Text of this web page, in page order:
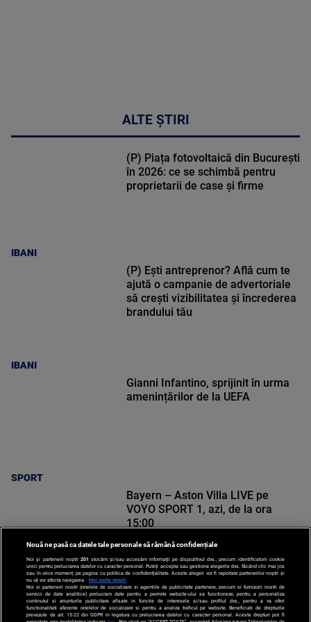
ALTE ȘTIRI
IBANI
(P) Piața fotovoltaică din București
în 2026: ce se schimbă pentru
proprietarii de case și firme
IBANI
(P) Ești antreprenor? Află cum te
ajută o campanie de advertoriale
să crești vizibilitatea și încrederea
brandului tău
SPORT
Gianni Infantino, sprijinit în urma
amenințărilor de la UEFA
SPORT
Bayern – Aston Villa LIVE pe
VOYO SPORT 1, azi, de la ora
15:00
Nouă ne pasă ca datele tale personale să rămână confidențiale
Noi și partenerii noștri 201 stocăm și/sau accesăm informații pe dispozitivul dvs., precum identificatorii cookie
unici pentru prelucrarea datelor cu caracter personal. Puteți accepta sau gestiona alegerile dvs. făcând clic mai jos
sau în orice moment, pe pagina cu politica de confidențialitate. Aceste alegeri vor fi raportate partenerilor noștri și
nu vă vor afecta navigarea.
Mai multe detalii
Noi si partenerii nostri (retelele de socializare si agentiile de publicitate partenere, precum si furnizorii nostri de
servicii de date analitice) prelucram date pentru a permite website-ului sa functioneze, pentru a personaliza
continutul si anunturile publicitare afisate in functie de interesele si/sau profilul dvs., pentru a va oferi
functionalitati aferente retelelor de socializare si pentru a analiza traficul pe website. Beneficiati de drepturile
prevazute de art. 15-22 din GDPR in legatura cu prelucrarea datelor cu caracter personal. Aceste drepturi pot fi